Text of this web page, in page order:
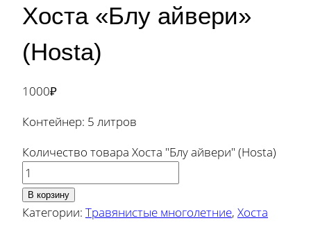
Хоста «Блу айвери»
(Hosta)
1000₽
Контейнер: 5 литров
Количество товара Хоста "Блу айвери" (Hosta)
В корзину
Категории: Травянистые многолетние, Хоста